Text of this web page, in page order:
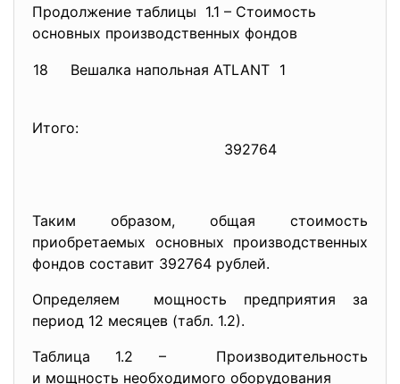
Продолжение таблицы 1.1 – Стоимость
основных производственных фондов
18 Вешалка напольная ATLANT 1
Итого:
392764
Таким образом, общая стоимость
приобретаемых основных производственных
фондов составит 392764 рублей.
Определяем мощность предприятия за
период 12 месяцев (табл. 1.2).
Таблица 1.2 – Производительность
и мощность необходимого оборудования